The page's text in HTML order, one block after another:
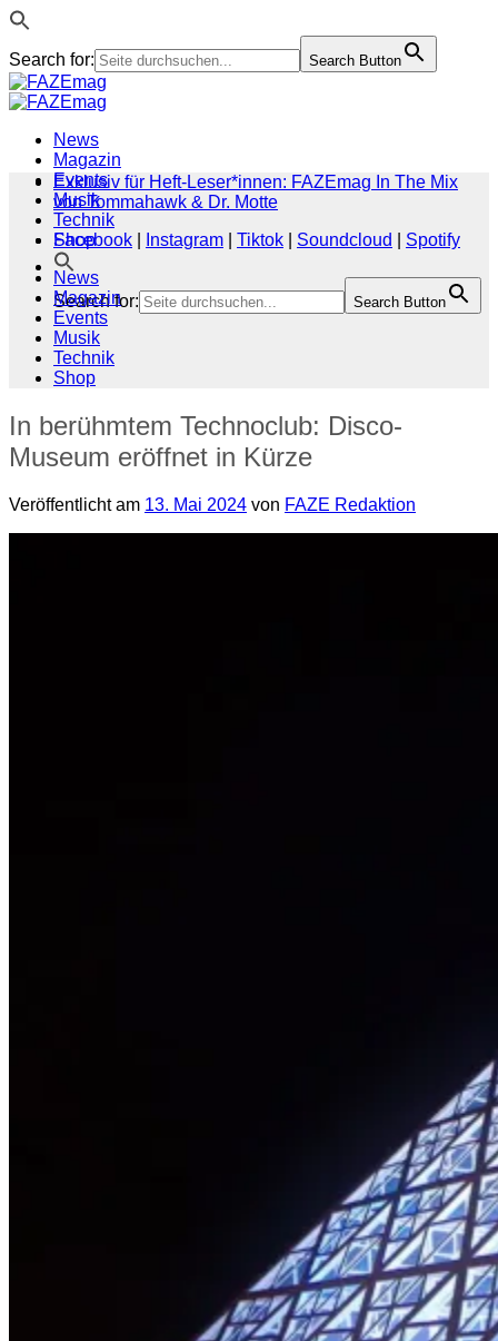
Search for: Search Button
Zum
Inhalt
News
Magazin
Events
Musik
Technik
Shop
Search for: Search Button
Exklusiv für Heft-Leser*innen: FAZEmag In The Mix
von Tommahawk & Dr. Motte
Facebook
Instagram Tiktok Soundcloud
Spotify
News
Magazin
Events
Musik
Technik
Shop
In berühmtem Technoclub: Disco-
Museum eröffnet in Kürze
Veröffentlicht am 13. Mai 2024 von FAZE Redaktion